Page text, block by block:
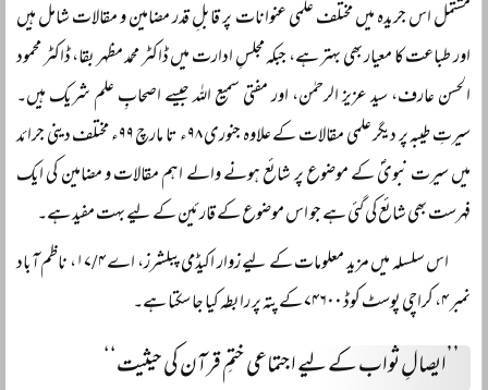
مشتمل اس جریدہ میں مختلف علمی عنوانات پر قابلِ قدر مضامین و مقالات شامل ہیں
اور طباعت کا معیار بھی بہتر ہے، جبکہ مجلسِ ادارت میں ڈاکٹر محمد مظہر بقا، ڈاکٹر محمود
الحسن عارف، سید عزیز الرحمٰن، اور مفتی سمیع اللہ جیسے اصحابِ علم شریک ہیں۔
سیرتِ طیبہ پر دیگر علمی مقالات کے علاوہ جنوری ۹۸ء تا مارچ ۹۹ء مختلف دینی جرائد
میں سیرت نبویؐ کے موضوع پر شائع ہونے والے اہم مقالات و مضامین کی ایک
فہرست بھی شائع کی گئی ہے جو اس موضوع کے قارئین کے لیے بہت مفید ہے۔
اس سلسلہ میں مزید معلومات کے لیے زوار اکیڈمی پبلشرز، اے ۱۷/۴، ناظم آباد
نمبر ۴، کراچی پوسٹ کوڈ ۷۴۶۰۰ کے پتہ پر رابطہ کیا جا سکتا ہے۔
’’ایصالِ ثواب کے لیے اجتماعی ختمِ قرآن کی حیثیت‘‘